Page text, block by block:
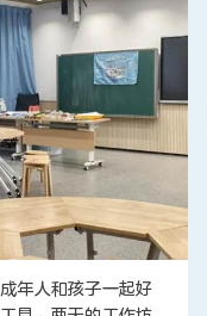
年人和孩子一起好